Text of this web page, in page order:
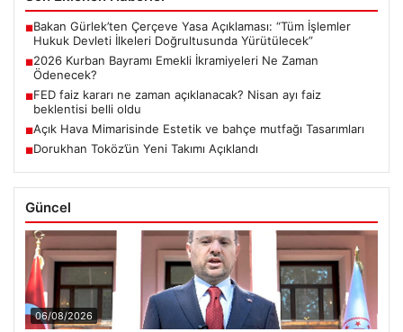
■Bakan Gürlek’ten Çerçeve Yasa Açıklaması: “Tüm İşlemler
Hukuk Devleti İlkeleri Doğrultusunda Yürütülecek”
■2026 Kurban Bayramı Emekli İkramiyeleri Ne Zaman
Ödenecek?
■FED faiz kararı ne zaman açıklanacak? Nisan ayı faiz
beklentisi belli oldu
■Açık Hava Mimarisinde Estetik ve bahçe mutfağı Tasarımları
■Dorukhan Toköz’ün Yeni Takımı Açıklandı
Güncel
06/08/2026